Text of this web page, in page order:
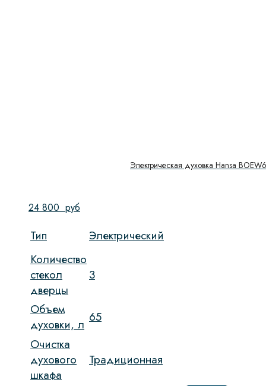
Электрическая духовка Hansa
24 800 руб
Тип
Электрический
Количество
стекол
дверцы
3
Объем
духовки, л 65
Очистка
духового
шкафа
Традиционная